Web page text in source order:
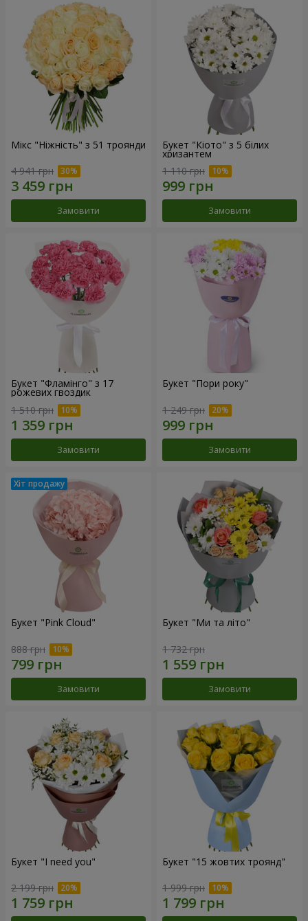
Мікс "Ніжність" з 51 троянди
4 941 грн
Замовити
Букет "Кіото" з 5 білих
хризантем
1 110 грн
Замовити
Букет "Фламінго" з 17
рожевих гвоздик
1 510 грн
Замовити
Букет "Пори року"
1 249 грн
Замовити
Букет "Pink Cloud"
888 грн
Замовити
Букет "Ми та літо"
1 732 грн
Замовити
Букет "I need you"
2 199 грн
Букет "15 жовтих троянд"
1 999 грн